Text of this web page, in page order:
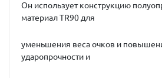
Он использует конструкцию
материал TR90 для
уменьшения веса очков и
ударопрочности и